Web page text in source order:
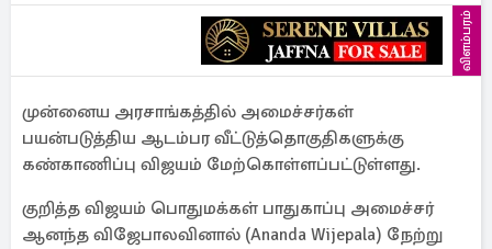
விளம்பரம்
முன்னைய அரசாங்கத்தில் அமைச்சர்கள்
பயன்படுத்திய ஆடம்பர வீட்டுத்தொகுதிகளுக்கு
கண்காணிப்பு விஜயம் மேற்கொள்ளப்பட்டுள்ளது.
குறித்த விஜயம் பொதுமக்கள் பாதுகாப்பு அமைச்சர்
ஆனந்த விஜேபாலவினால் (Ananda Wijepala) நேற்று